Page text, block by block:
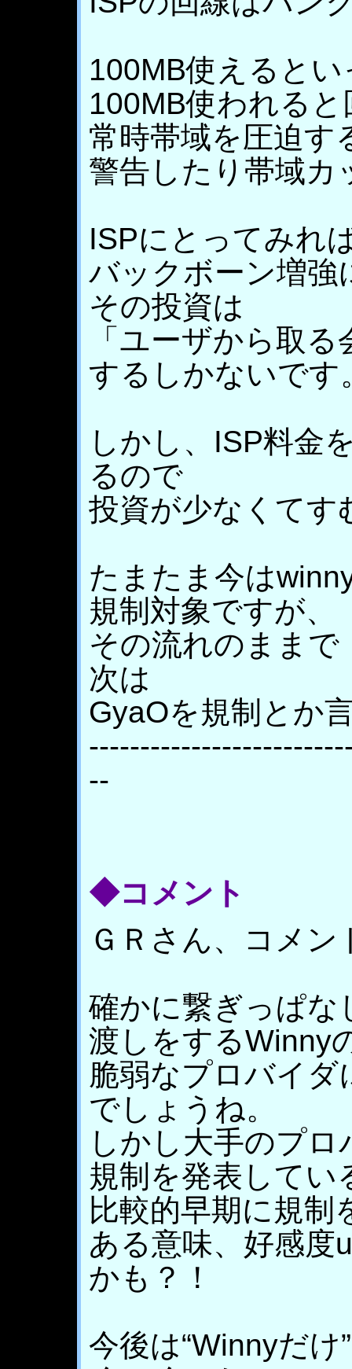
100MB使えると
100MB使われる
常時帯域を圧迫す
警告したり帯域カ
ISPにとってみれ
バックボーン増強
その投資は
「ユーザから取
するしかないです
しかし、ISP料金
るので
投資が少なくてす
たまたま今は
規制対象ですが、
その流れのままで
次は
GyaOを規制とか
--
◆コメント
ＧＲさん、コメ
確かに繋ぎっぱな
渡しをするWinny
脆弱なプロバイ
でしょうね。
しかし大手のプ
規制を発表してい
比較的早期に規制
ある意味、好感
かも？！
今後は“Winnyだ